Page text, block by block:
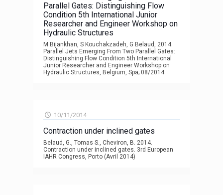
Parallel Gates: Distinguishing Flow
Condition 5th International Junior
Researcher and Engineer Workshop on
Hydraulic Structures
M Bijankhan, S Kouchakzadeh, G Belaud, 2014.
Parallel Jets Emerging From Two Parallel Gates:
Distinguishing Flow Condition 5th International
Junior Researcher and Engineer Workshop on
Hydraulic Structures, Belgium, Spa; 08/2014
10/11/2014
Contraction under inclined gates
Belaud, G., Tomas S., Cheviron, B. 2014.
Contraction under inclined gates. 3rd European
IAHR Congress, Porto (Avril 2014)